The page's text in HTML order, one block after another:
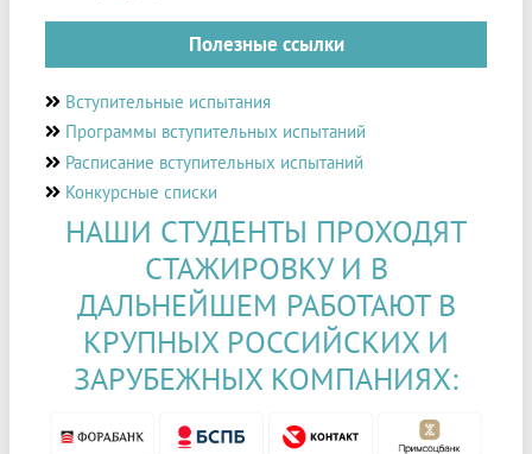
Полезные ссылки
Вступительные испытания
Программы вступительных испытаний
Расписание вступительных испытаний
Конкурсные списки
НАШИ СТУДЕНТЫ ПРОХОДЯТ
СТАЖИРОВКУ И В
ДАЛЬНЕЙШЕМ РАБОТАЮТ В
КРУПНЫХ РОССИЙСКИХ И
ЗАРУБЕЖНЫХ КОМПАНИЯХ: